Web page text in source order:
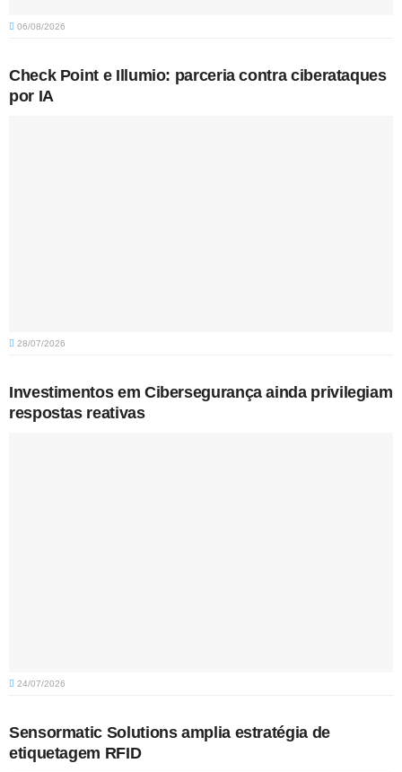
06/08/2026
Check Point e Illumio: parceria contra ciberataques
por IA
28/07/2026
Investimentos em Cibersegurança ainda privilegiam
respostas reativas
24/07/2026
Sensormatic Solutions amplia estratégia de
etiquetagem RFID